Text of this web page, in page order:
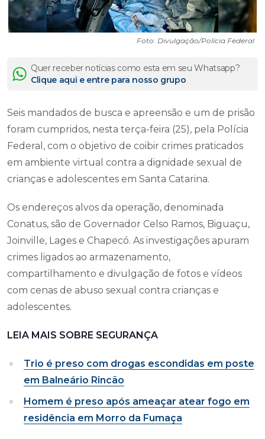
Foto: Divulgação/Polícia Federal
Quer receber notícias como esta em seu Whatsapp?
Clique aqui e entre para nosso grupo
Seis mandados de busca e apreensão e um de prisão
foram cumpridos, nesta terça-feira (25), pela Polícia
Federal, com o objetivo de coibir crimes praticados
em ambiente virtual contra a dignidade sexual de
crianças e adolescentes em Santa Catarina.
Os endereços alvos da operação, denominada
Conatus, são de Governador Celso Ramos, Biguaçu,
Joinville, Lages e Chapecó. As investigações apuram
crimes ligados ao armazenamento,
compartilhamento e divulgação de fotos e vídeos
com cenas de abuso sexual contra crianças e
adolescentes.
LEIA MAIS SOBRE SEGURANÇA
Trio é preso com drogas escondidas em poste
em Balneário Rincão
Homem é preso após ameaçar atear fogo em
residência em Morro da Fumaça